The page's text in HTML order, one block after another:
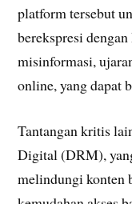
platform tersebut
berekspresi
misinformasi,
online, yang dapat
Tantangan kritis
Digital (DRM),
melindungi konten